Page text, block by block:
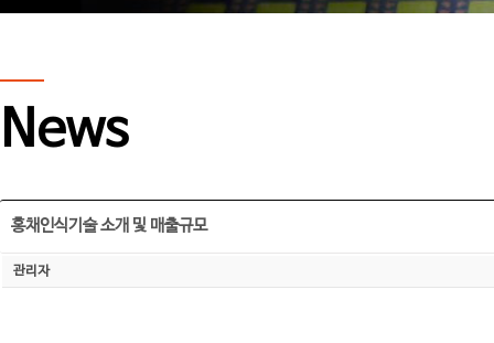
News
홍채인식기술 소개 및 매출규모
관리자